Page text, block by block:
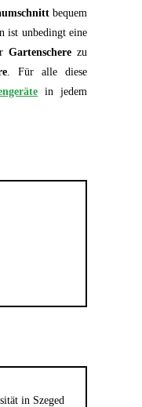
bequem
ist unbedingt eine
Gartenschere zu
. Für alle diese
in jedem
in Szeged